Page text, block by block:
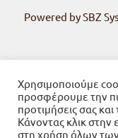
Powered by SBZ
Χρησιμοποιούμε
προσφέρουμε την
προτιμήσεις σας
Κάνοντας κλικ
στη χρήση όλων